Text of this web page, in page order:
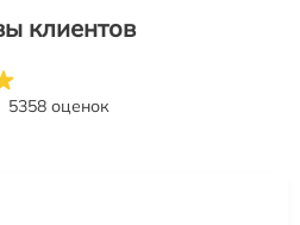
клиентов
5358 оценок